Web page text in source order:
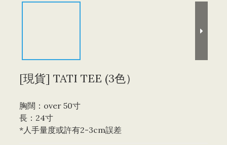
[現貨] TATI TEE (3色）
胸闊：over 50寸
長：24寸
*人手量度或許有2-3cm誤差